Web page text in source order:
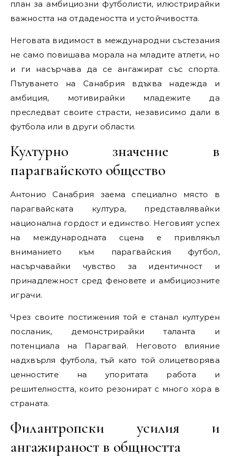
план за амбициозни футболисти, илюстрирайки
важността на отдадеността и устойчивостта.
Неговата видимост в международни състезания
не само повишава морала на младите атлети, но
и ги насърчава да се ангажират със спорта.
Пътуването на Санабрия вдъхва надежда и
амбиция, мотивирайки младежите да
преследват своите страсти, независимо дали в
футбола или в други области.
Културно значение в
парагвайското общество
Антонио Санабрия заема специално място в
парагвайската култура, представлявайки
национална гордост и единство. Неговият успех
на международната сцена е привлякъл
вниманието към парагвайския футбол,
насърчавайки чувство за идентичност и
принадлежност сред феновете и амбициозните
играчи.
Чрез своите постижения той е станал културен
посланик, демонстрирайки таланта и
потенциала на Парагвай. Неговото влияние
надхвърля футбола, тъй като той олицетворява
ценностите на упоритата работа и
решителността, които резонират с много хора в
страната.
Филантропски усилия и
ангажираност в общността